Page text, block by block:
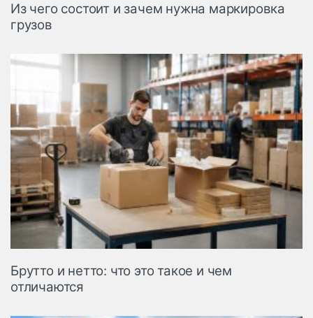
Из чего состоит и зачем нужна маркировка
грузов
Брутто и нетто: что это такое и чем
отличаются